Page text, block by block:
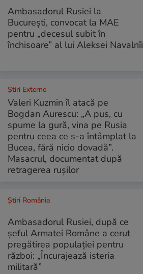
Ambasadorul Rusiei la
Bucureşti, convocat la MAE
pentru „decesul subit în
închisoare” al lui Aleksei Navalnîi
Știri Externe
Valeri Kuzmin îl atacă pe
Bogdan Aurescu: „A pus, cu
spume la gură, vina pe Rusia
pentru ceea ce s-a întâmplat la
Bucea, fără nicio dovadă”.
Masacrul, documentat după
retragerea rușilor
Știri România
Ambasadorul Rusiei, după ce
șeful Armatei Române a cerut
pregătirea populației pentru
război: „Încurajează isteria
militară”